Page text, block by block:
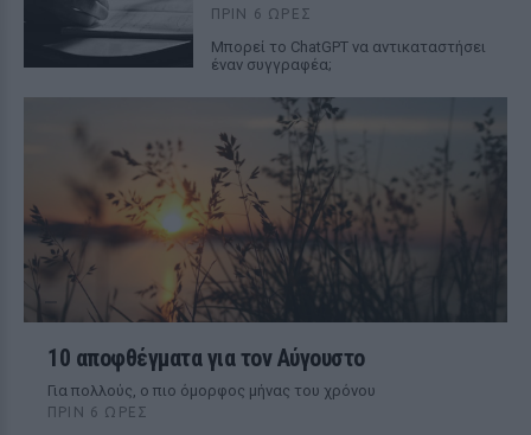
ΠΡΙΝ 6 ΏΡΕΣ
Mπορεί το ChatGPT να αντικαταστήσει
έναν συγγραφέα;
10 αποφθέγματα για τον Αύγουστο
Για πολλούς, ο πιο όμορφος μήνας του χρόνου
ΠΡΙΝ 6 ΏΡΕΣ